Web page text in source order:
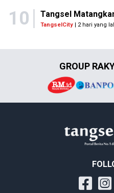
10 Tangsel
TangselCity | 2 hari yang
GROUP